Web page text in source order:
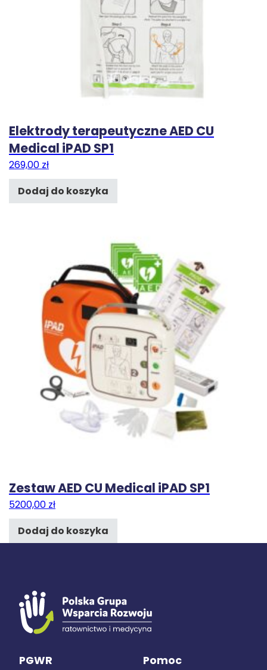
Elektrody terapeutyczne AED CU
Medical iPAD SP1
269,00 zł
Dodaj do koszyka
Zestaw AED CU Medical iPAD SP1
5200,00 zł
Dodaj do koszyka
PGWR Pomoc